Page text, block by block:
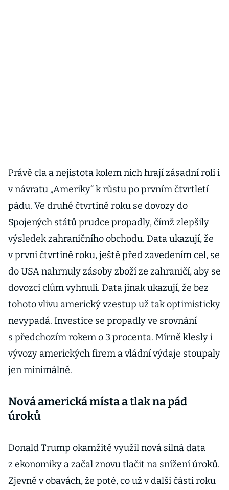
Právě cla a nejistota kolem nich hrají zásadní roli i
v návratu „Ameriky“ k růstu po prvním čtvrtletí
pádu. Ve druhé čtvrtině roku se dovozy do
Spojených států prudce propadly, čímž zlepšily
výsledek zahraničního obchodu. Data ukazují, že
v první čtvrtině roku, ještě před zavedením cel, se
do USA nahrnuly zásoby zboží ze zahraničí, aby se
dovozci clům vyhnuli. Data jinak ukazují, že bez
tohoto vlivu americký vzestup už tak optimisticky
nevypadá. Investice se propadly ve srovnání
s předchozím rokem o 3 procenta. Mírně klesly i
vývozy amerických firem a vládní výdaje stoupaly
jen minimálně.
Nová americká místa a tlak na pád
úroků
Donald Trump okamžitě využil nová silná data
z ekonomiky a začal znovu tlačit na snížení úroků.
Zjevně v obavách, že poté, co už v další části roku